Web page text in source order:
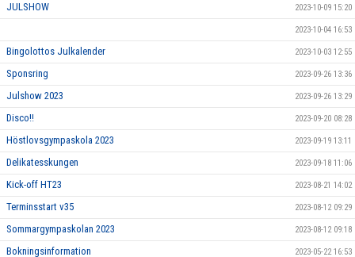
JULSHOW 2023-10-09 15:20
2023-10-04 16:53
Bingolottos Julkalender 2023-10-03 12:55
Sponsring 2023-09-26 13:36
Julshow 2023 2023-09-26 13:29
Disco!! 2023-09-20 08:28
Höstlovsgympaskola 2023 2023-09-19 13:11
Delikatesskungen 2023-09-18 11:06
Kick-off HT23 2023-08-21 14:02
Terminsstart v35 2023-08-12 09:29
Sommargympaskolan 2023 2023-08-12 09:18
Bokningsinformation 2023-05-22 16:53